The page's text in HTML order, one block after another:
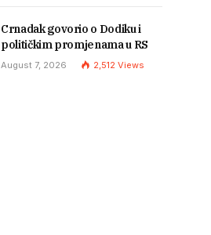
Crnadak govorio o Dodiku i
političkim promjenama u RS
August 7, 2026 2,512 Views